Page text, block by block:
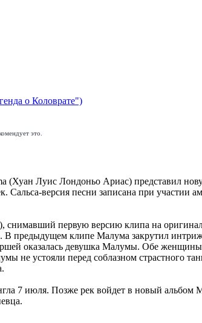
о Коловрате")
это.
(Хуан Луис Лондоньо Ариас) представил
Сальса-версия песни записана при
снимавший первую версию клипа на
В предыдущем клипе Малума закрутил
оказалась девушка Малумы. Обе
не устояли перед соблазном страстного
7 июля. Позже рек войдет в новый